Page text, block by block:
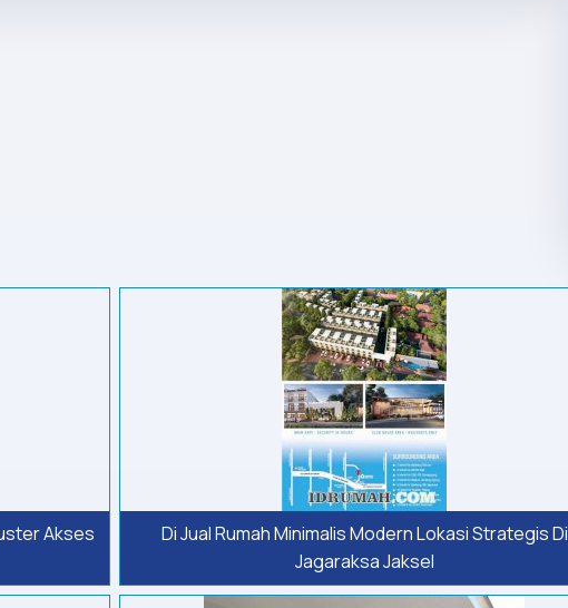
Akses
Di Jual Rumah Minimalis Modern Lokasi Strategis Di
Jagaraksa Jaksel